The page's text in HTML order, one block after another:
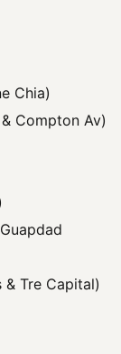
Chia)
Compton Av)
Tre Capital)